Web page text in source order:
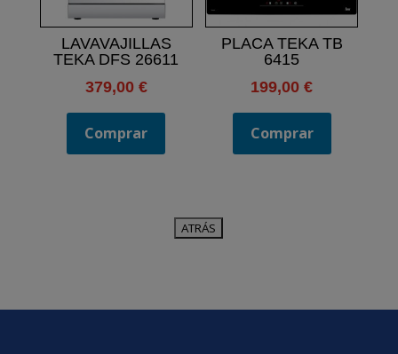
LAVAVAJILLAS
TEKA DFS 26611
379,00 €
Comprar
PLACA TEKA TB
6415
199,00€
Comprar